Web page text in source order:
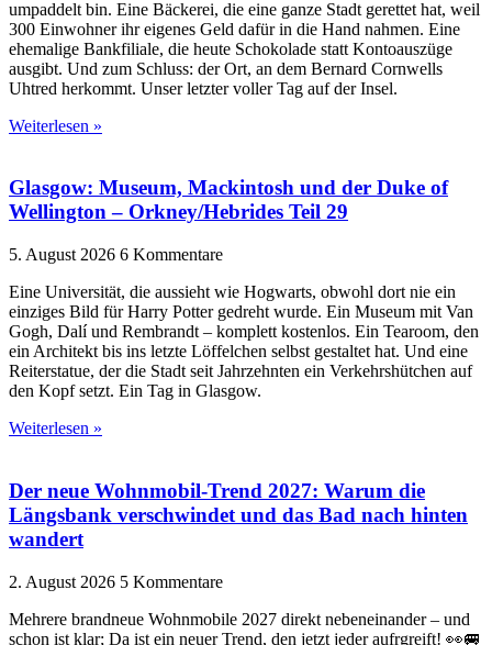
umpaddelt bin. Eine Bäckerei, die eine ganze Stadt gerettet hat, weil
300 Einwohner ihr eigenes Geld dafür in die Hand nahmen. Eine
ehemalige Bankfiliale, die heute Schokolade statt Kontoauszüge
ausgibt. Und zum Schluss: der Ort, an dem Bernard Cornwells
Uhtred herkommt. Unser letzter voller Tag auf der Insel.
Weiterlesen »
Glasgow: Museum, Mackintosh und der Duke of
Wellington – Orkney/Hebrides Teil 29
5. August 2026 6 Kommentare
Eine Universität, die aussieht wie Hogwarts, obwohl dort nie ein
einziges Bild für Harry Potter gedreht wurde. Ein Museum mit Van
Gogh, Dalí und Rembrandt – komplett kostenlos. Ein Tearoom, den
ein Architekt bis ins letzte Löffelchen selbst gestaltet hat. Und eine
Reiterstatue, der die Stadt seit Jahrzehnten ein Verkehrshütchen auf
den Kopf setzt. Ein Tag in Glasgow.
Weiterlesen »
Der neue Wohnmobil-Trend 2027: Warum die
Längsbank verschwindet und das Bad nach hinten
wandert
2. August 2026 5 Kommentare
Mehrere brandneue Wohnmobile 2027 direkt nebeneinander – und
schon ist klar; Da ist ein neuer Trend, den jetzt jeder aufrgreift! 👀🚐